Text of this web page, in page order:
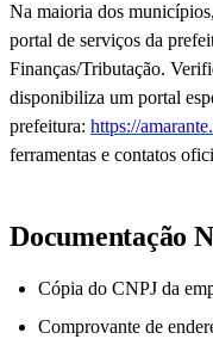
Na maioria dos
portal de serviços da
Finanças/Tributação.
disponibiliza um portal
prefeitura: https://
ferramentas e contatos
Documentação
Cópia do CNPJ da
Comprovante de